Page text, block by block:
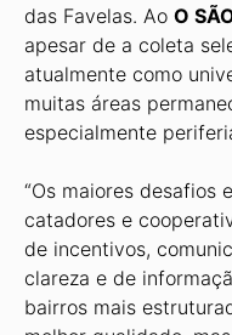
das Favelas. Ao O
apesar de a coleta
atualmente como
muitas áreas
especialmente
“Os maiores desafios
catadores e
de incentivos,
clareza e de
bairros mais